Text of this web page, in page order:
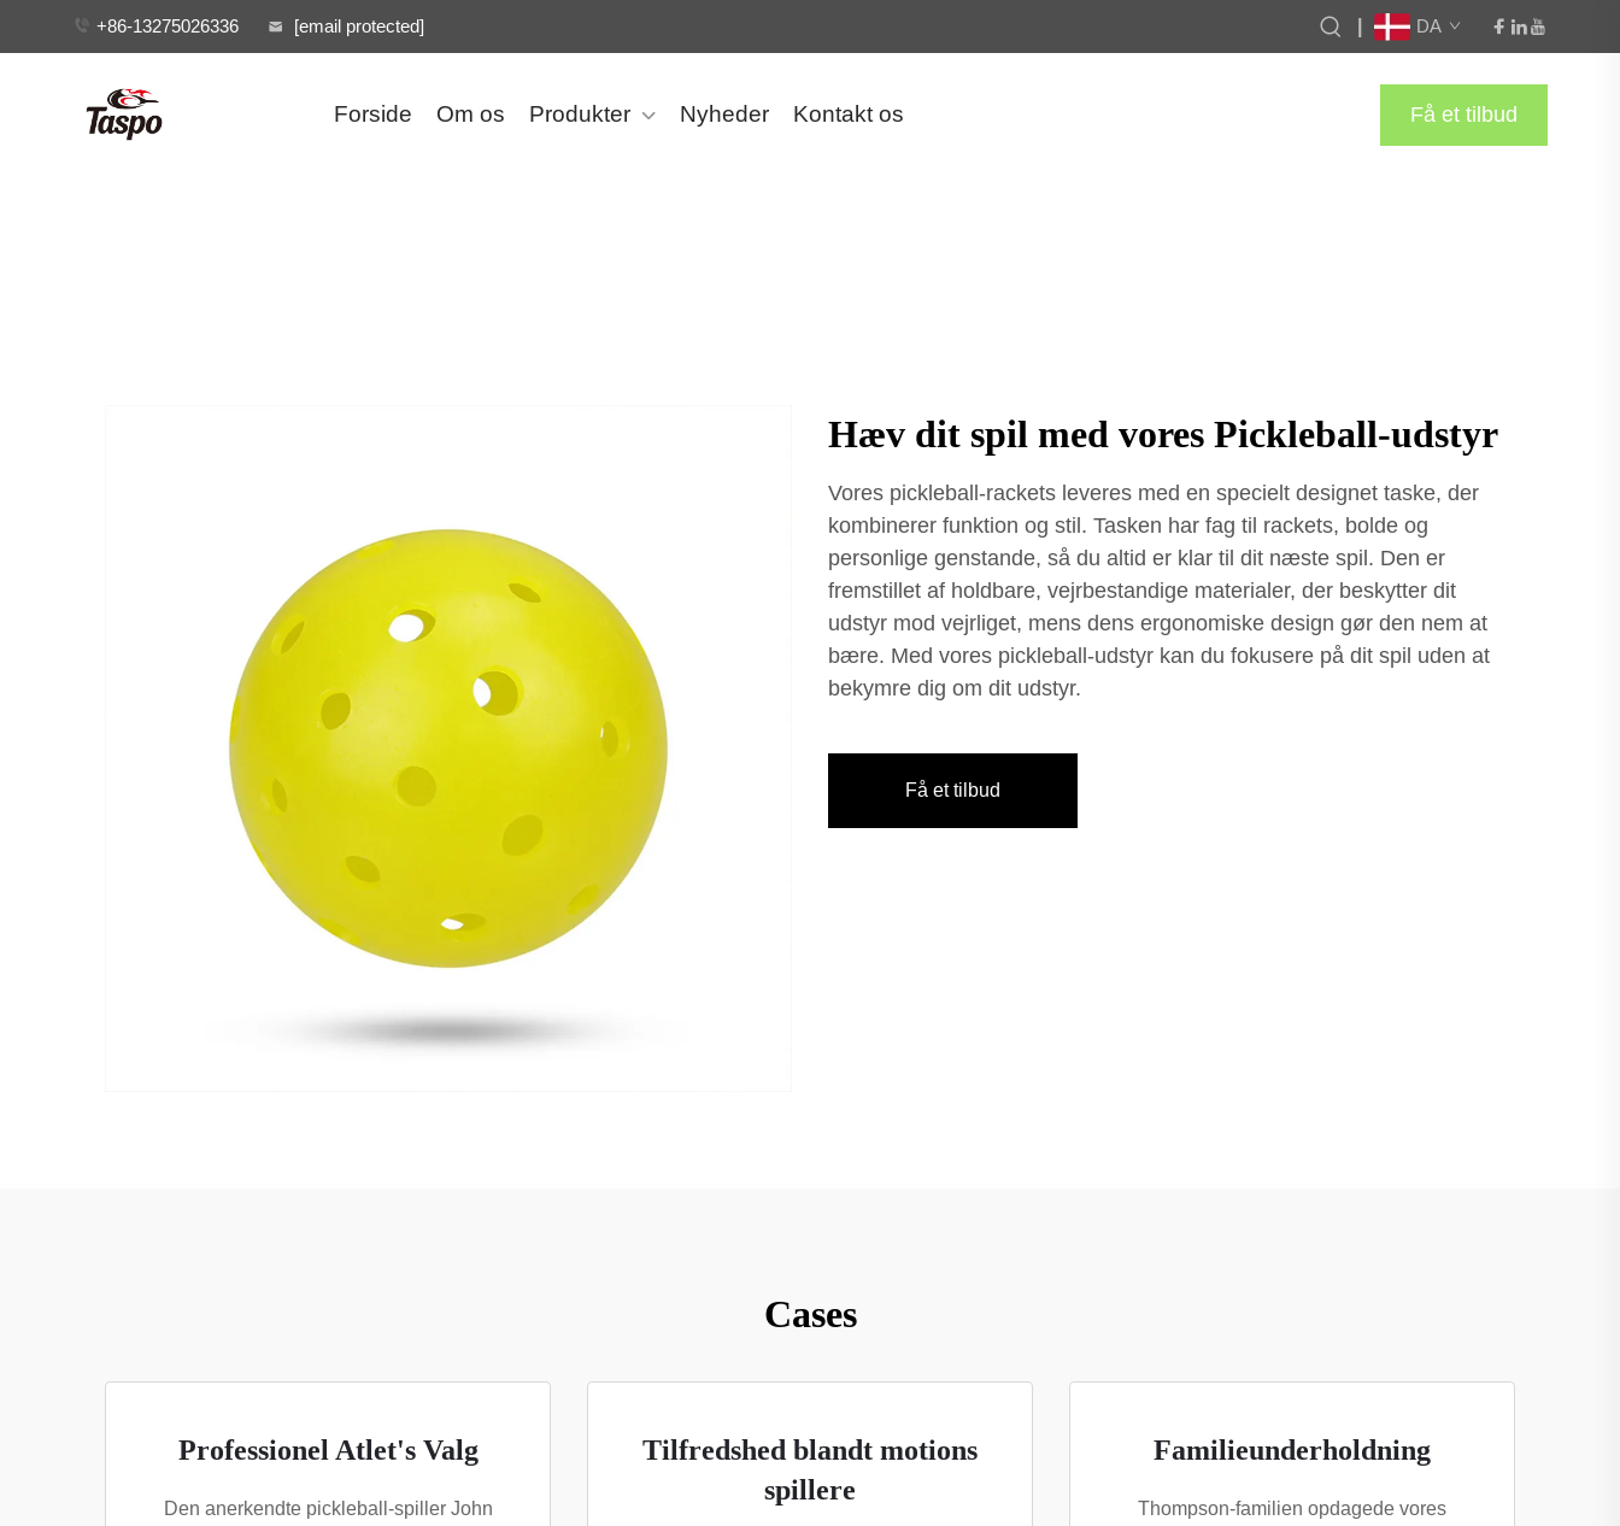
+86-13275026336 [email protected] DA
Forside Om os Produkter Nyheder Kontakt os Få et tilbud
Hæv dit spil med vores Pickleball-udstyr
Vores pickleball-rackets leveres med en specielt designet taske, der
kombinerer funktion og stil. Tasken har fag til rackets, bolde og
personlige genstande, så du altid er klar til dit næste spil. Den er
fremstillet af holdbare, vejrbestandige materialer, der beskytter dit
udstyr mod vejrliget, mens dens ergonomiske design gør den nem at
bære. Med vores pickleball-udstyr kan du fokusere på dit spil uden at
bekymre dig om dit udstyr.
Få et tilbud
Cases
Professionel Atlet's Valg
Den anerkendte pickleball-spiller John
Tilfredshed blandt motions
spillere
Familieunderholdning
Thompson-familien opdagede vores